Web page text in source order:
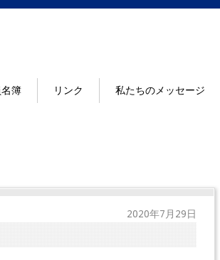
簿 リンク 私たちのメッセージ
2020年7月29日